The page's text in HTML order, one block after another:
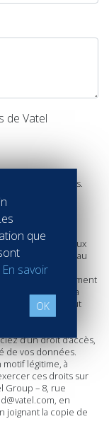
de Vatel
sont obligatoires.
demande de
de votre
Européenne et aux
d'assurer un niveau
du traitement
à la
est possible à tout
française en
d’un droit d’accès,
de vos données.
légitime, à
ces droits sur
Group – 8, rue
en
joignant la copie de
que
En savoir
OK